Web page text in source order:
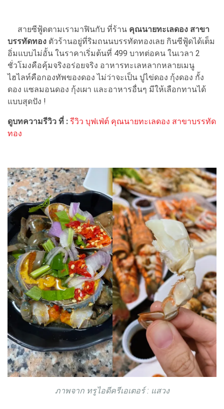
สายซีฟู้ดตามเรามาฟินกับ ที่ร้าน คุณนายทะเลดอง สาขา
บรรทัดทอง ตัวร้านอยู่ที่ริมถนนบรรทัดทองเลย กินซีฟู้ดได้เต็ม
อิ่มแบบไม่อั้น ในราคาเริ่มต้นที่ 499 บาทต่อคน ในเวลา 2
ชั่วโมงคือคุ้มจริงอร่อยจริง อาหารทะเลหลากหลายเมนู
ไฮไลท์คือกองทัพของดอง ไม่ว่าจะเป็น ปูไข่ดอง กุ้งดอง กั้ง
ดอง แซลมอนดอง กุ้งเผา และอาหารอื่นๆ มีให้เลือกทานได้
แบบสุดปัง !
ดูบทความรีวิว ที่ : รีวิว บุฟเฟ่ต์ คุณนายทะเลดอง สาขาบรรทัด
ทอง
ภาพจาก ทรูไอดีครีเอเตอร์ : แสวง